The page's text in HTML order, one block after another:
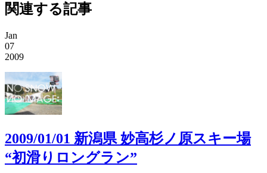
関連する記事
Jan
07
2009
2009/01/01 新潟県 妙高杉ノ原スキー場
“初滑りロングラン”